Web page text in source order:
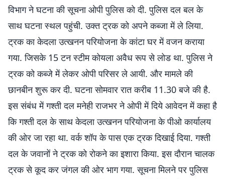
विभाग ने घटना की सूचना ओपी पुलिस को दी. पुलिस दल बल के
साथ घटना स्थल पहुंची. उक्त ट्रक को अपने कब्जा में ले लिया.
ट्रक का केदला उत्खनन परियोजना के कांटा घर में वजन कराया
गया. जिसके 15 टन स्टीम कोयला अवैध रूप से लोड था. पुलिस ने
ट्रक को कब्जे में लेकर ओपी परिसर ले आयी. और मामले की
छानबीन शुरू कर दी. घटना सोमवार रात करीब 11.30 बजे की है.
इस संबंध में गश्ती दल मनेही राजभर ने ओपी में दिये आवेदन में कहा है
कि गश्ती दल के साथ केदला उत्खनन परियोजना के पीओ कार्यालय
की ओर जा रहा था. वर्क शॉप के पास एक ट्रक दिखाई दिया. गश्ती
दल के जवानों ने ट्रक को रोकने का इशारा किया. इस दौरान चालक
ट्रक से कूद कर जंगल की ओर भाग गया. सूचना मिलने पर पुलिस